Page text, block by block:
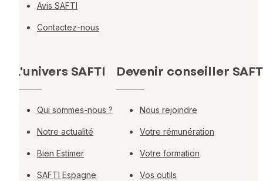
Avis SAFTI
Contactez-nous
L'univers SAFTI
Qui sommes-nous ?
Notre actualité
Bien Estimer
SAFTI Espagne
Devenir conseiller
Nous rejoindre
Votre rémunération
Votre formation
Vos outils